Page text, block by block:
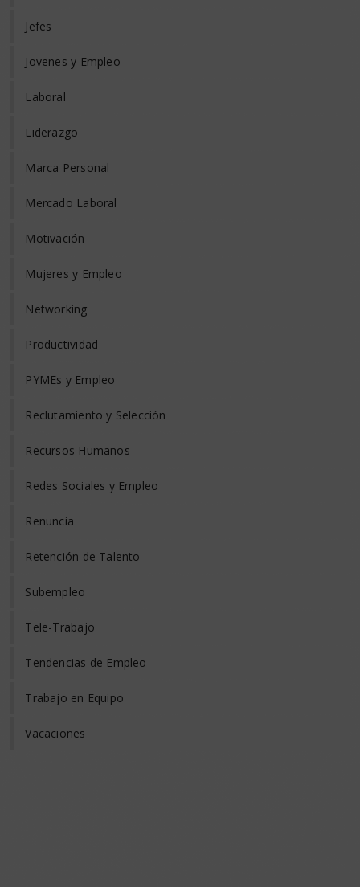
Jefes
Jovenes y Empleo
Laboral
Liderazgo
Marca Personal
Mercado Laboral
Motivación
Mujeres y Empleo
Networking
Productividad
PYMEs y Empleo
Reclutamiento y Selección
Recursos Humanos
Redes Sociales y Empleo
Renuncia
Retención de Talento
Subempleo
Tele-Trabajo
Tendencias de Empleo
Trabajo en Equipo
Vacaciones